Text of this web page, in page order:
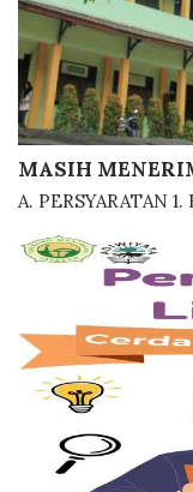
MASIH
A. PERSYARATAN